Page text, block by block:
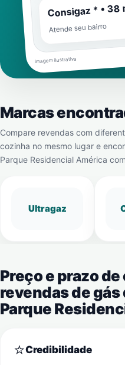
Consigaz * • 38
Atende seu bairro
Imagem ilustrativa
Marcas
Compare revendas com
cozinha no mesmo lugar e
Parque Residencial América
Ultragaz
Preço e prazo
revendas de
Parque
⭐Credibilidade